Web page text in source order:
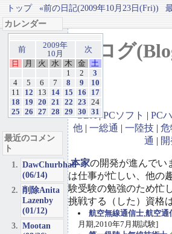
トップ «前の日記(2009年10月23日(Fri))
ブログ
GBA|PCソフト | PC
他 | 一総通 | 一陸技 | 危
通 |
本家の開発が進んでい
は仕事が忙しい、他の
験受験の勉強のため忙
挑戦する（した）資格
航空無線通信士,航空通
月期,2010年7月期試験]
カレンダー
前
2009年
10月
次
日
月 火 水 木 金
土
1
2
3
4
5 6 7 8 9
10
11
12 13 14 15 16
17
18
19 20 21 22 23
24
25
26 27 28 29 30 31
最近のコメン
ト
DawChurbhab
(06/14)
削除Anita
Lazenby
(01/12)
Mootan